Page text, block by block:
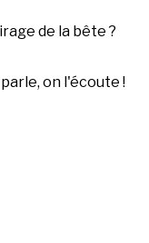
de la bête ?
on l'écoute !